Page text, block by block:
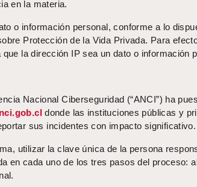
en la materia.
o información personal, conforme a lo
Protección de la Vida Privada. Para
la dirección IP sea un dato o información
Nacional Ciberseguridad (“ANCI”) ha
donde las instituciones públicas y
sus incidentes con impacto significativo.
utilizar la clave única de la persona
en cada uno de los tres pasos del proceso: